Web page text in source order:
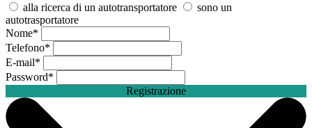
alla ricerca di un autotransportatore
sono un
autotrasportatore
Nome*
Telefono*
E-mail*
Password*
Registrazione